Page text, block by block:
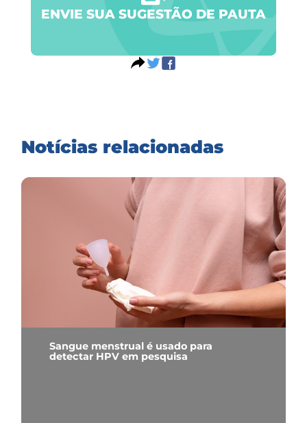
ENVIE SUA SUGESTÃO DE PAUTA
Notícias relacionadas
Sangue menstrual é usado para
detectar HPV em pesquisa